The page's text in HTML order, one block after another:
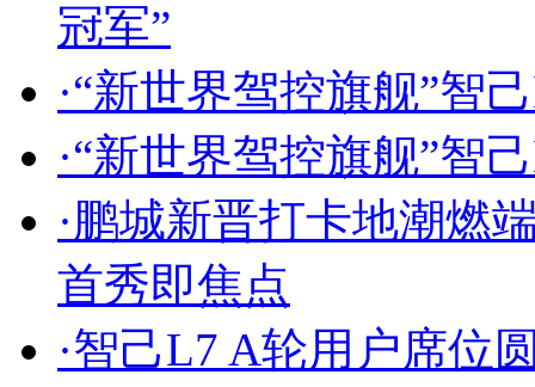
冠军”
·“新世界驾控旗舰”智
·“新世界驾控旗舰”智
·鹏城新晋打卡地潮燃
首秀即焦点
·智己L7 A轮用户席位